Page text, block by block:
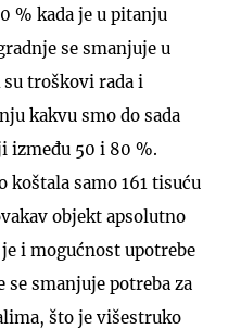
% kada je u pitanju
se smanjuje u
troškovi rada i
kakvu smo do sada
između 50 i 80 %.
koštala samo 161 tisuću
objekt apsolutno
i mogućnost upotrebe
smanjuje potreba za
što je višestruko